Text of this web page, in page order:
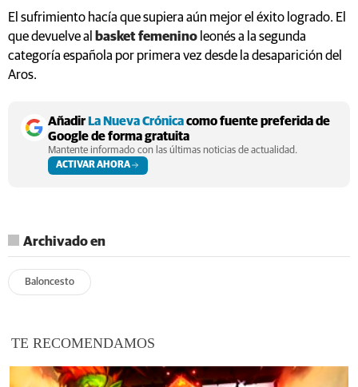
El sufrimiento hacía que supiera aún mejor el éxito logrado. El
que devuelve al basket femenino leonés a la segunda
categoría española por primera vez desde la desaparición del
Aros.
Añadir La Nueva Crónicacomo fuente preferida de
Google de forma gratuita
Mantente informado con las últimas noticias de actualidad.
ACTIVAR AHORA
Archivado en
Baloncesto
TE RECOMENDAMOS